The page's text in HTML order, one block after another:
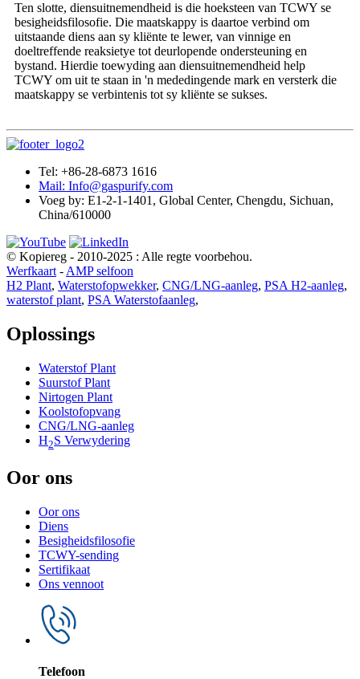
Ten slotte, diensuitnemendheid is die hoeksteen van TCWY se
besigheidsfilosofie. Die maatskappy is daartoe verbind om
uitstaande diens aan sy kliënte te lewer, van vinnige en
doeltreffende reaksietye tot deurlopende ondersteuning en
bystand. Hierdie toewyding aan diensuitnemendheid help
TCWY om uit te staan ​​in 'n mededingende mark en versterk die
maatskappy se verbintenis tot sy kliënte se sukses.
Tel: +86-28-6873 1616
Mail: Info@gaspurify.com
Voeg by: E1-2-1-1401, Global Center, Chengdu, Sichuan,
China/610000
© Kopiereg - 2010-2025 : Alle regte voorbehou.
Werfkaart - AMP selfoon
H2 Plant, Waterstofopwekker, CNG/LNG-aanleg, PSA H2-aanleg,
waterstof plant, PSA Waterstofaanleg,
Oplossings
Waterstof Plant
Suurstof Plant
Nirtogen Plant
Koolstofopvang
CNG/LNG-aanleg
H2S Verwydering
Oor ons
Oor ons
Diens
Besigheidsfilosofie
TCWY-sending
Sertifikaat
Ons vennoot
Telefoon